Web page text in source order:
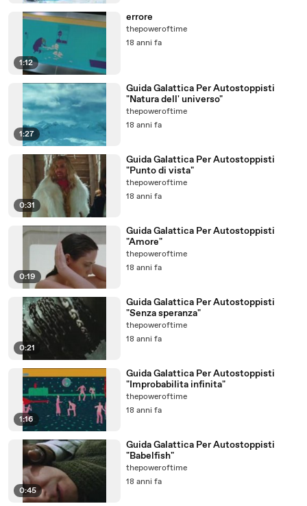
1:12
errore
thepoweroftime
18 anni fa
1:27
Guida Galattica Per Autostoppisti
"Natura dell' universo"
thepoweroftime
18 anni fa
0:31
Guida Galattica Per Autostoppisti
"Punto di vista"
thepoweroftime
18 anni fa
0:19
Guida Galattica Per Autostoppisti
"Amore"
thepoweroftime
18 anni fa
0:21
Guida Galattica Per Autostoppisti
"Senza speranza"
thepoweroftime
18 anni fa
1:16
Guida Galattica Per Autostoppisti
"Improbabilita infinita"
thepoweroftime
18 anni fa
0:45
Guida Galattica Per Autostoppisti
"Babelfish"
thepoweroftime
18 anni fa